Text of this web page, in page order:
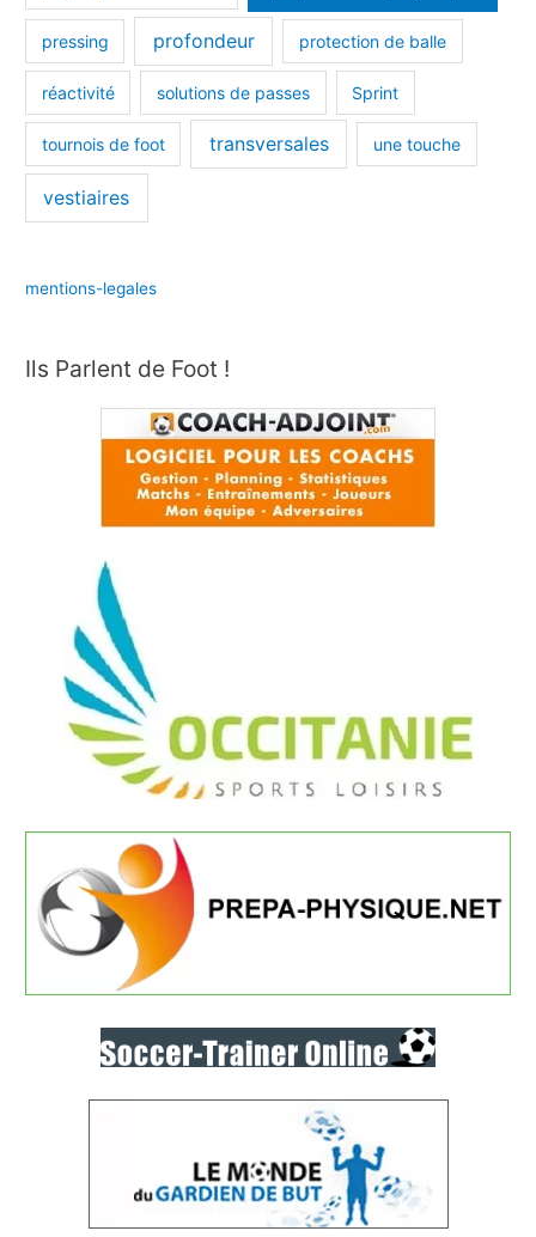
pressing profondeur protection de balle
réactivité solutions de passes Sprint
tournois de foot transversales une touche
vestiaires
mentions-legales
Ils Parlent de Foot !